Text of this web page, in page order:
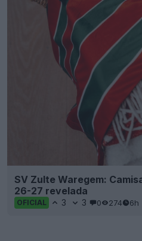
SV Zulte Waregem:
26-27 revelada
OFICIAL 3 3 0 274 6h